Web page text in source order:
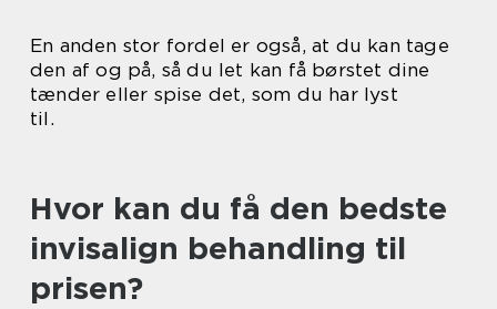
En anden stor fordel er også, at du kan tage
den af og på, så du let kan få børstet dine
tænder eller spise det, som du har lyst
til.
Hvor kan du få den bedste
invisalign behandling til
prisen?